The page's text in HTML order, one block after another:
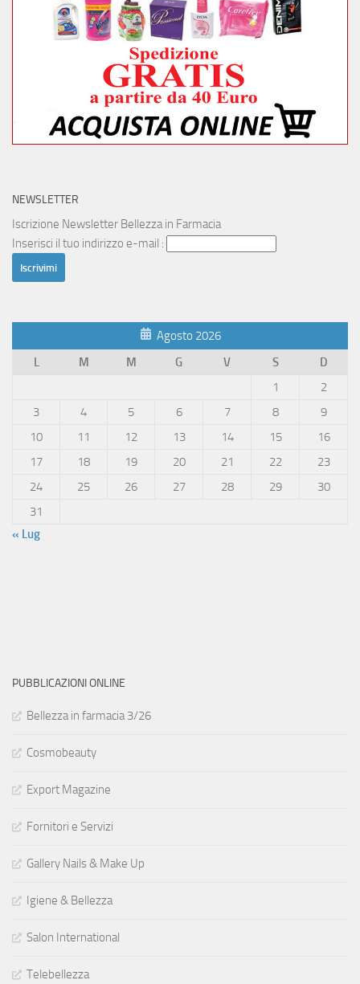
NEWSLETTER
Iscrizione Newsletter Bellezza in Farmacia
Inserisci il tuo indirizzo e-mail :
Agosto 2026
L
M M G V S
D
1
2
3
4 5 6 7 8
9
10
11 12 13 14 15
16
17
18 19 20 21 22
23
24
25 26 27 28 29
30
31
« Lug
PUBBLICAZIONI ONLINE
Bellezza in farmacia 3/26
Cosmobeauty
Export Magazine
Fornitori e Servizi
Gallery Nails & Make Up
Igiene & Bellezza
Salon International
Telebellezza